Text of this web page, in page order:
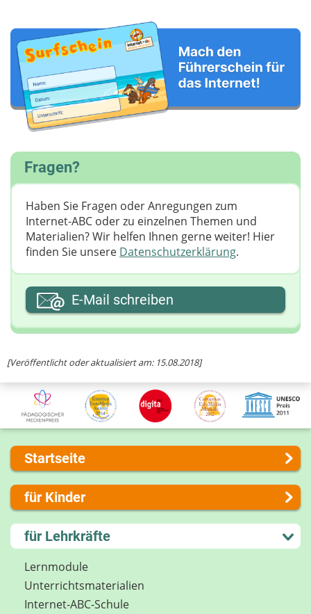
[Veröffentlicht oder aktualisiert am: 15.08.2018]
Fragen?
Haben Sie Fragen oder Anregungen zum
Internet-ABC oder zu einzelnen Themen und
Materialien? Wir helfen Ihnen gerne weiter! ​Hier
finden Sie unsere Datenschutzerklärung.
Ihre E-Mail-Adresse
E-Mail schreiben
Startseite
Über uns
Presse
Kontakt
Impressum
Internet-ABC Sitemap
Barrierefreiheit
Länderprojekte
für Kinder
Lernen und Schule
Hobby und Freizeit
Spiel und Spaß
Mitreden und Mitmachen
Lexikon
für Lehrkräfte
Lernmodule
Unterrichts­materialien
Internet-ABC-Schule